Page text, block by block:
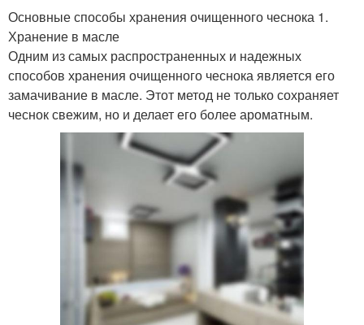
Основные способы хранения очищенного чеснока 1.
Хранение в масле
Одним из самых распространенных и надежных
способов хранения очищенного чеснока является его
замачивание в масле. Этот метод не только сохраняет
чеснок свежим, но и делает его более ароматным.